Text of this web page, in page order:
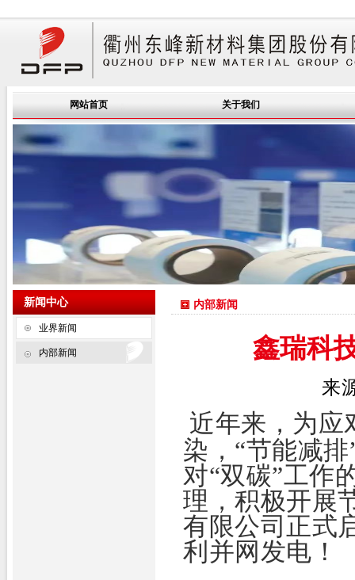
网站首页 关于我们
新闻中心
业界新闻
内部新闻
内部新闻
鑫瑞科
来
近年来，为应
染， “节能减排
对“双碳”工作
理，积极开展
有限公司正式
利并网发电！